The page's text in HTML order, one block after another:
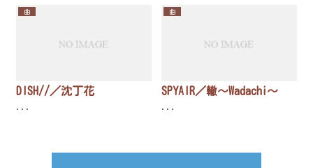
曲
DISH//／沈丁花
...
曲
SPYAIR／轍〜Wadachi〜
...